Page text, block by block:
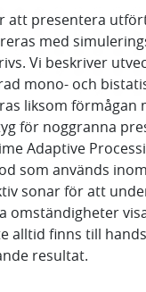
att presentera
med
Vi beskriver
mono- och
liksom
för noggranna
Adaptive
som används
sonar för att
omständigheter
alltid finns till
resultat.